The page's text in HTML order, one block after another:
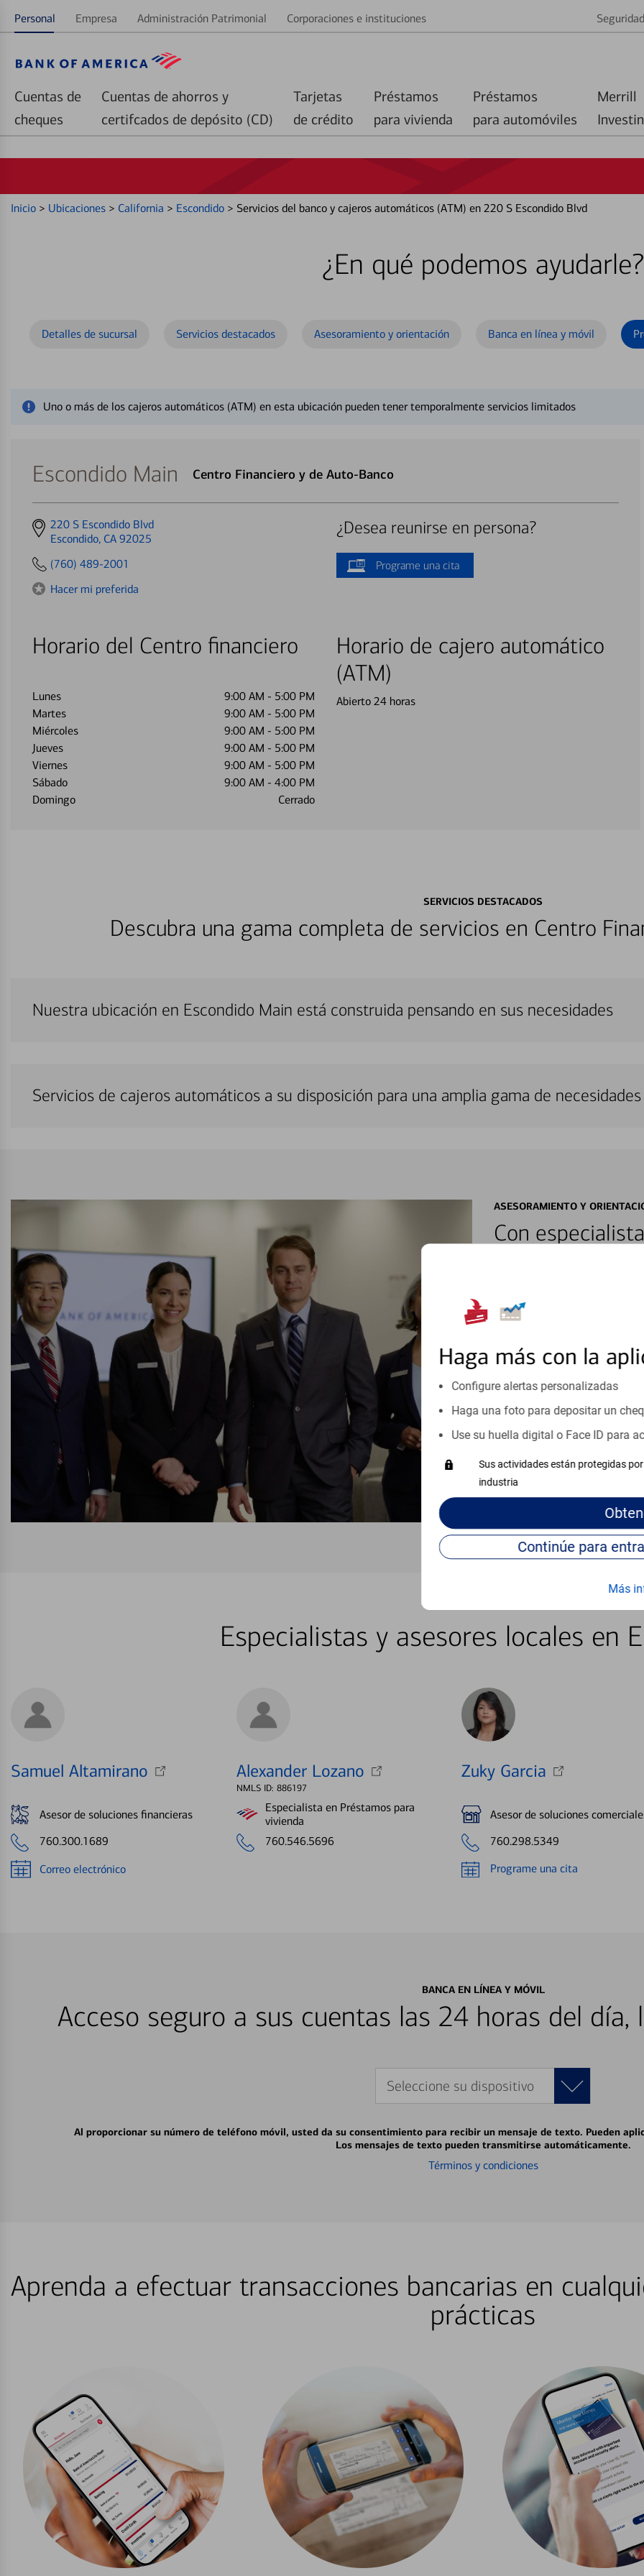
Personal Empresa Administración Patrimonial Corporaciones e instituciones Seguridad
Cuentas de
cheques
Cuentas de ahorros y
certifcados de depósito (CD)
Tarjetas
de crédito
Préstamos
para vivienda
Préstamos
para automóviles
Merrill
Haga más con la
Configure alertas personalizadas
Haga una foto para depositar un
Use su huella digital o Face ID para
Sus actividades están protegidas
industria
Más
Inicio > Ubicaciones > California > Escondido > Servicios del banco y cajeros automáticos (ATM) en 220 S Escondido Blvd
¿En qué podemos ayudarle?
Detalles de sucursal Servicios destacados Asesoramiento y orientación Banca en línea y móvil
Uno o más de los cajeros automáticos (ATM) en esta ubicación pueden tener temporalmente servicios limitados
Escondido Main Centro Financiero y de Auto-Banco
Get
directions
220 S Escondido Blvd
Escondido, CA 92025
(760) 489-2001
Hacer mi preferida
Horario del Centro financiero
Lunes 9:00 AM - 5:00 PM
Martes
9:00 AM - 5:00 PM
Miércoles
9:00 AM - 5:00 PM
Jueves
9:00 AM - 5:00 PM
Viernes
9:00 AM - 5:00 PM
Sábado
9:00 AM - 4:00 PM
Domingo
Cerrado
¿Desea reunirse en persona?
Programe una cita
Horario de cajero automático
(ATM)
Abierto 24 horas
SERVICIOS DESTACADOS
Descubra una gama completa de servicios en Centro
Nuestra ubicación en Escondido Main está construida pensando en sus necesidades
Servicios de cajeros automáticos a su disposición para una amplia gama de
ASESORAMIENTO Y
Con
Reúnase con especialistas
orientación que necesita, en
personales, hasta el ahorro
inicio o crecimiento de su
esté listo, un especialista
Vea si nuestro centro de
Especialistas y asesores locales en
Samuel Altamirano
Asesor de soluciones financieras
760.300.1689
Correo electrónico
Alexander Lozano
NMLS ID: 886197
Especialista en Préstamos para
vivienda
760.546.5696
Zuky Garcia
Asesor de soluciones
760.298.5349
Programe una cita
BANCA EN LÍNEA Y MÓVIL
Acceso seguro a sus cuentas las 24 horas del día,
Seleccione su dispositivo
Al proporcionar su número de teléfono móvil, usted da su consentimiento para recibir un mensaje de texto. Pueden
Los mensajes de texto pueden transmitirse automáticamente.
Términos y condiciones
Aprenda a efectuar transacciones bancarias en
prácticas